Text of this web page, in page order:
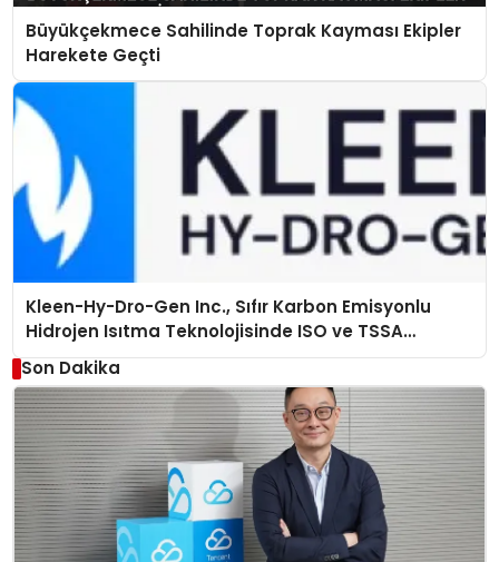
Büyükçekmece Sahilinde Toprak Kayması Ekipler
Harekete Geçti
Kleen-Hy-Dro-Gen Inc., Sıfır Karbon Emisyonlu
Hidrojen Isıtma Teknolojisinde ISO ve TSSA
Düzenleyici Onaylarını Aldı
Son Dakika